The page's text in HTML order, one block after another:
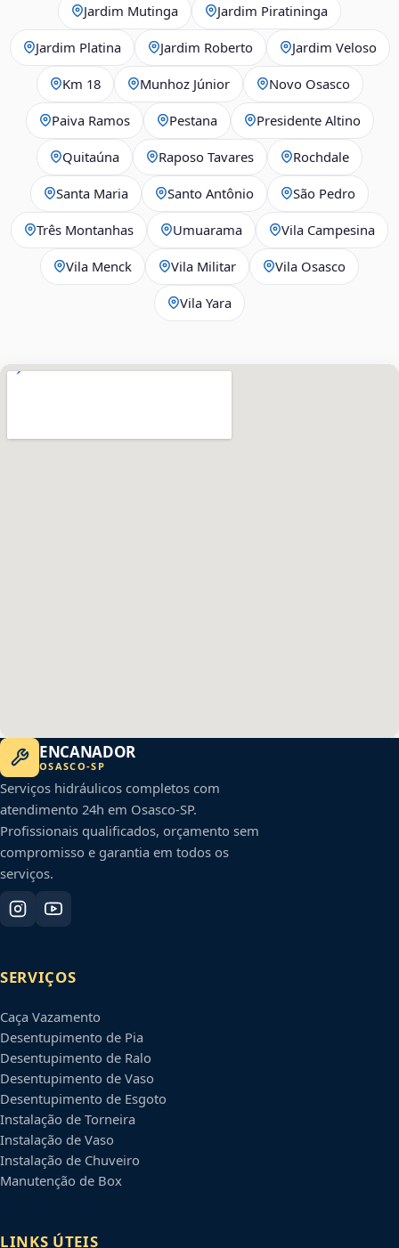
Jardim Mutinga Jardim Piratininga
Jardim Platina Jardim Roberto Jardim Veloso
Km 18 Munhoz Júnior Novo Osasco
Paiva Ramos Pestana Presidente Altino
Quitaúna Raposo Tavares Rochdale
Santa Maria Santo Antônio São Pedro
Três Montanhas Umuarama Vila Campesina
Vila Menck Vila Militar Vila Osasco
Vila Yara
ENCANADOR
OSASCO-SP
Serviços hidráulicos completos com
atendimento 24h em Osasco-SP.
Profissionais qualificados, orçamento sem
compromisso e garantia em todos os
serviços.
SERVIÇOS
Caça Vazamento
Desentupimento de Pia
Desentupimento de Ralo
Desentupimento de Vaso
Desentupimento de Esgoto
Instalação de Torneira
Instalação de Vaso
Instalação de Chuveiro
Manutenção de Box
LINKS ÚTEIS